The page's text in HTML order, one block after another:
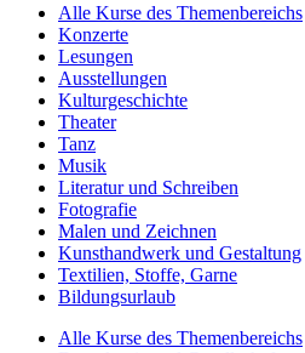
Alle Kurse des Themenbereichs
Konzerte
Lesungen
Ausstellungen
Kulturgeschichte
Theater
Tanz
Musik
Literatur und Schreiben
Fotografie
Malen und Zeichnen
Kunsthandwerk und Gestaltung
Textilien, Stoffe, Garne
Bildungsurlaub
Alle Kurse des Themenbereichs